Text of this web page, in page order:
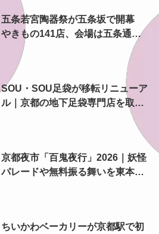
五条若宮陶器祭が五条坂で開幕
やきもの141店、会場は五条通の
南側にも拡大
SOU・SOU足袋が移転リニューア
ル｜京都の地下足袋専門店を取
材、人気商品や京都土産も紹介
京都夜市「百鬼夜行」2026｜妖怪
パレードや無料振る舞いを東本願
ちいかわベーカリーが京都駅で初